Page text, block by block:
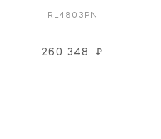
RL4803PN
260 348 ₽